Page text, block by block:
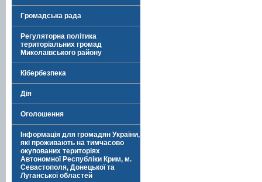
Громадська рада
Регуляторна політика
територіальних громад
Миколаївського району
Кібербезпека
Дія
Оголошення
Інформація для громадян України,
які проживають на тимчасово
окупованих територіях
Автономної Республіки Крим, м.
Севастополя, Донецької та
Луганської областей